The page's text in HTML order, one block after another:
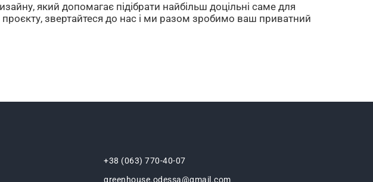
який допомагає підібрати найбільш доцільні саме для
звертайтеся до нас і ми разом зробимо ваш приватний
+38 (063) 770-40-07
greenhouse.odessa@gmail.com